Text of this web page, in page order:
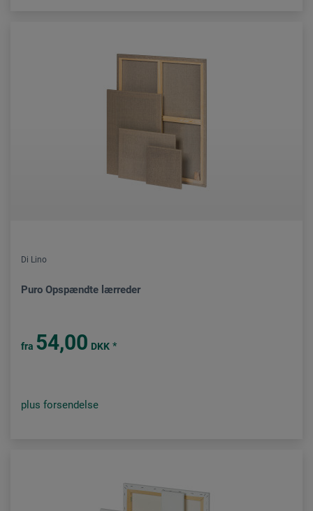
Di Lino
Puro Opspændte lærreder
fra 54,00 DKK *
plus forsendelse